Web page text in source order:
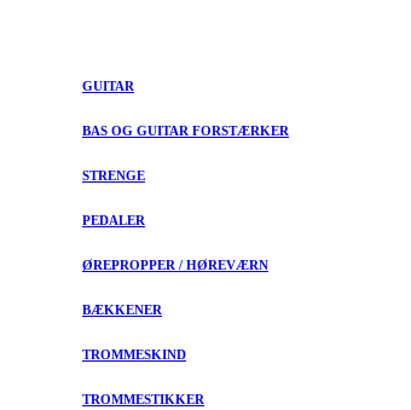
GUITAR
BAS OG GUITAR FORSTÆRKER
STRENGE
PEDALER
ØREPROPPER / HØREVÆRN
BÆKKENER
TROMMESKIND
TROMMESTIKKER